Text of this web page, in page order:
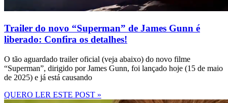
Trailer do novo “Superman” de James Gunn é
liberado: Confira os detalhes!
O tão aguardado trailer oficial (veja abaixo) do novo filme
“Superman”, dirigido por James Gunn, foi lançado hoje (15 de maio
de 2025) e já está causando
QUERO LER ESTE POST »